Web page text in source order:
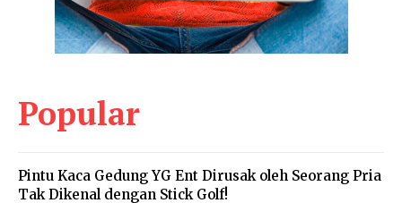
Popular
Pintu Kaca Gedung YG Ent Dirusak oleh Seorang Pria
Tak Dikenal dengan Stick Golf!